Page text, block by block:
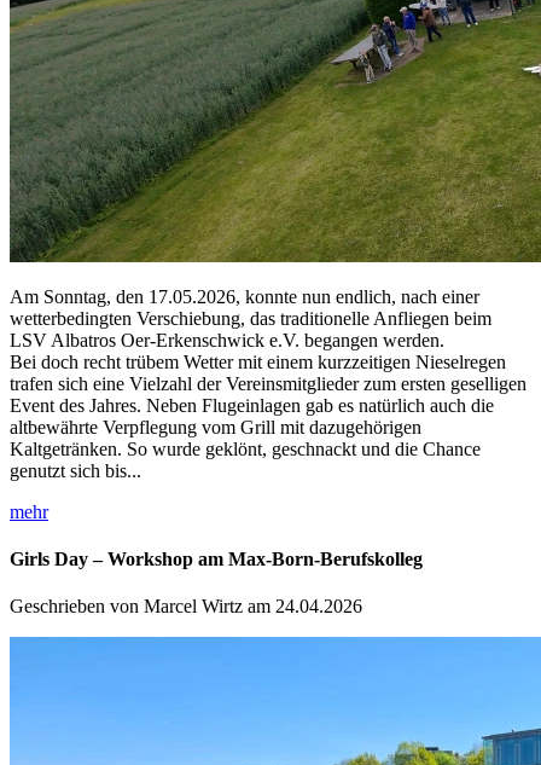
Am Sonntag, den 17.05.2026, konnte nun endlich, nach einer
wetterbedingten Verschiebung, das traditionelle Anfliegen beim
LSV Albatros Oer-Erkenschwick e.V. begangen werden.
Bei doch recht trübem Wetter mit einem kurzzeitigen Nieselregen
trafen sich eine Vielzahl der Vereinsmitglieder zum ersten geselligen
Event des Jahres. Neben Flugeinlagen gab es natürlich auch die
altbewährte Verpflegung vom Grill mit dazugehörigen
Kaltgetränken. So wurde geklönt, geschnackt und die Chance
genutzt sich bis...
mehr
Girls Day – Workshop am Max-Born-Berufskolleg
Geschrieben von Marcel Wirtz am 24.04.2026